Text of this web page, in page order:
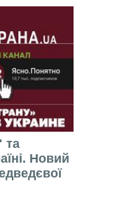
та
Новий